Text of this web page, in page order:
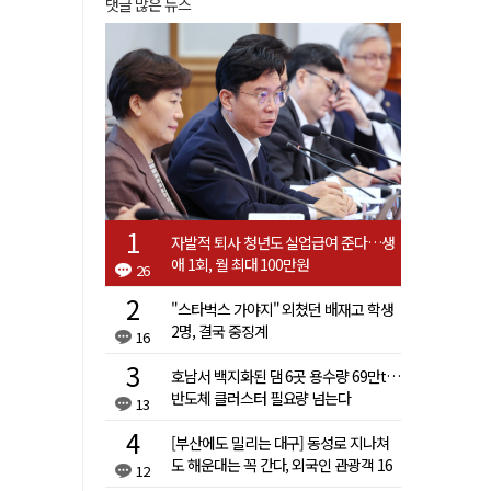
댓글 많은 뉴스
26
자발적 퇴사 청년도 실업급여 준다…생
애 1회, 월 최대 100만원
16
"스타벅스 가야지" 외쳤던 배재고 학생
2명, 결국 중징계
13
호남서 백지화된 댐 6곳 용수량 69만t…
반도체 클러스터 필요량 넘는다
12
[부산에도 밀리는 대구] 동성로 지나쳐
도 해운대는 꼭 간다, 외국인 관광객 16